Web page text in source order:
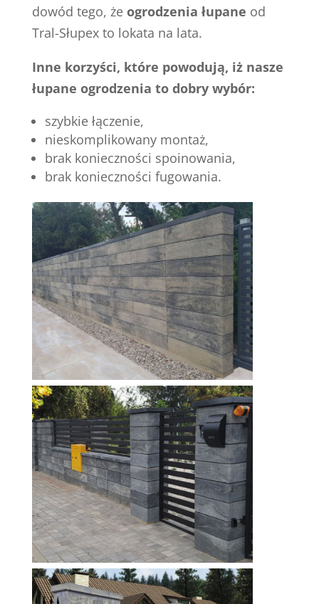
dowód tego, że ogrodzenia łupane od
Tral-Słupex to lokata na lata.
Inne korzyści, które powodują, iż nasze
łupane ogrodzenia to dobry wybór:
szybkie łączenie,
nieskomplikowany montaż,
brak konieczności spoinowania,
brak konieczności fugowania.